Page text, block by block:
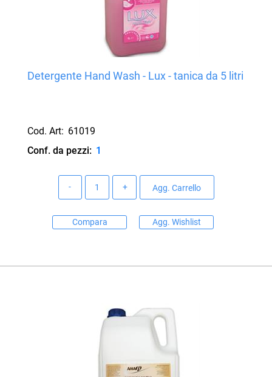
Detergente Hand Wash - Lux - tanica da 5 litri
Cod. Art: 61019
Conf. da pezzi: 1
Agg. Carrello
Compara Agg. Wishlist